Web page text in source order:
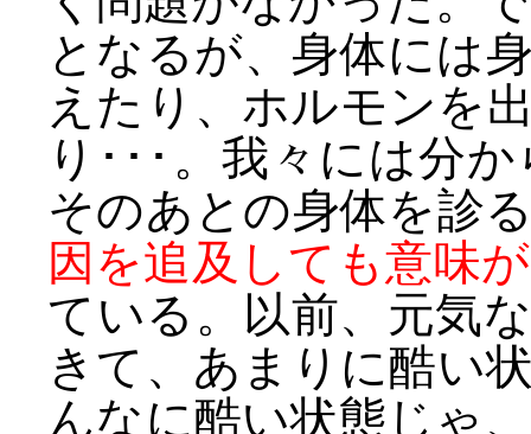
となるが、身体には
えたり、ホルモンを
り･･･。我々には分
そのあとの身体を診
因を追及しても意味
ている。以前、元気
きて、あまりに酷い
んなに酷い状態じゃ